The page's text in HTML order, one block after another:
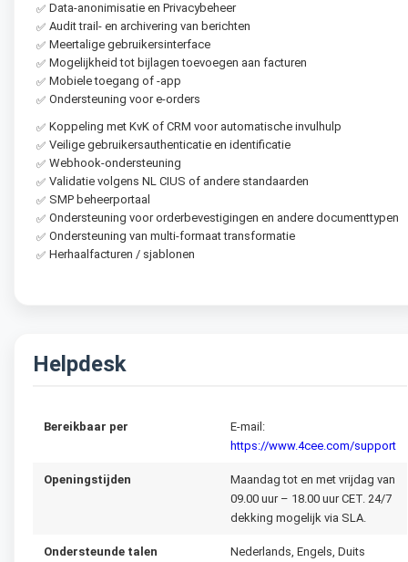
✅ Data-anonimisatie en Privacybeheer
✅ Audit trail- en archivering van berichten
✅ Meertalige gebruikersinterface
✅ Mogelijkheid tot bijlagen toevoegen aan facturen
✅ Mobiele toegang of -app
✅ Ondersteuning voor e-orders
✅ Koppeling met KvK of CRM voor automatische invulhulp
✅ Veilige gebruikersauthenticatie en identificatie
✅ Webhook-ondersteuning
✅ Validatie volgens NL CIUS of andere standaarden
✅ SMP beheerportaal
✅ Ondersteuning voor orderbevestigingen en andere documenttypen
✅ Ondersteuning van multi-formaat transformatie
✅ Herhaalfacturen / sjablonen
Helpdesk
Bereikbaar per
E-mail:
https://www.4cee.com/support
Openingstijden
Maandag tot en met vrijdag van
09.00 uur – 18.00 uur CET. 24/7
dekking mogelijk via SLA.
Ondersteunde talen Nederlands, Engels, Duits